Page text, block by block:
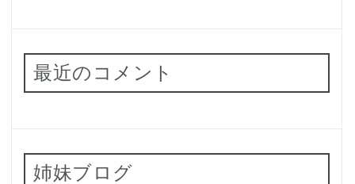
最近のコメント
姉妹ブログ